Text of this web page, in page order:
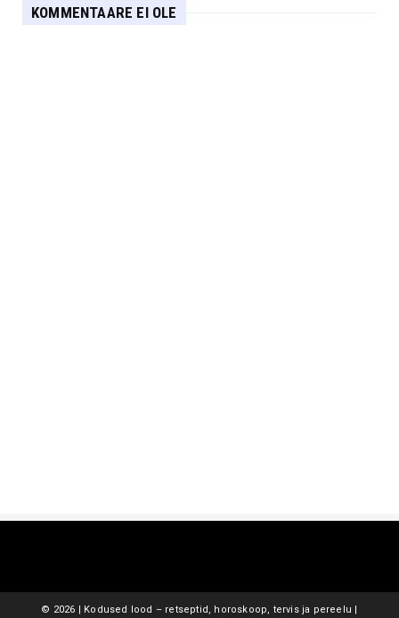
KOMMENTAARE EI OLE
© 2026 | Kodused lood – retseptid, horoskoop, tervis ja pereelu |